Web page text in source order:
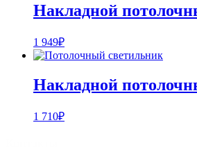
Накладной
1 949₽
Накладной
1 710₽